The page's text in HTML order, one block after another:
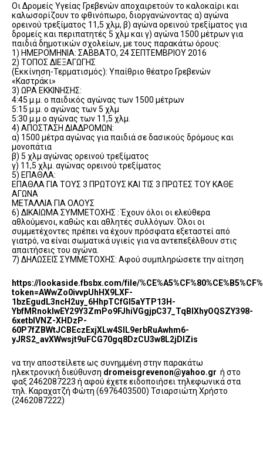
Οι Δρομείς Υγείας Γρεβενών αποχαιρετούν το καλοκαίρι και
καλωσορίζουν το φθινόπωρο, διοργανώνοντας α) αγώνα
ορεινού τρεξίματος 11,5 χλμ, β) αγώνα ορεινού τρεξίματος για
δρομείς και περιπατητές 5 χλμ και γ) αγώνα 1500 μέτρων για
παιδιά δημοτικών σχολείων, με τους παρακάτω όρους:
1) ΗΜΕΡΟΜΗΝΙΑ: ΣΑΒΒΑΤΟ, 24 ΣΕΠΤΕΜΒΡΙΟΥ 2016
2) ΤΟΠΟΣ ΔΙΕΞΑΓΩΓΗΣ
(Εκκίνηση-Τερματισμός): Υπαίθριο θέατρο Γρεβενών
«Καστράκι»
3) ΩΡΑ ΕΚΚΙΝΗΣΗΣ:
4:45 μ.μ. ο παιδικός αγώνας των 1500 μέτρων
5:15 μ.μ. ο αγώνας των 5 χλμ
5:30 μ.μ ο αγώνας των 11,5 χλμ.
4) ΑΠΟΣΤΑΣΗ ΔΙΑΔΡΟΜΩΝ:
α) 1500 μέτρα αγώνας για παιδιά σε δασικούς δρόμους και
μονοπάτια
β) 5 χλμ αγώνας ορεινού τρεξίματος
γ) 11,5 χλμ. αγώνας ορεινού τρεξίματος
5) ΕΠΑΘΛΑ:
ΕΠΑΘΛΑ ΓΙΑ ΤΟΥΣ 3 ΠΡΩΤΟΥΣ ΚΑΙ ΤΙΣ 3 ΠΡΩΤΕΣ ΤΟΥ ΚΑΘΕ
ΑΓΩΝΑ
ΜΕΤΑΛΛΙΑ ΓΙΑ ΟΛΟΥΣ
6) ΔΙΚΑΙΩΜΑ ΣΥΜΜΕΤΟΧΗΣ : Έχουν όλοι οι ελεύθερα
αθλούμενοι, καθώς και αθλητές συλλόγων. Όλοι οι
συμμετέχοντες πρέπει να έχουν πρόσφατα εξεταστεί από
γιατρό, να είναι σωματικά υγιείς για να αντεπεξέλθουν στις
απαιτήσεις του αγώνα.
7) ΔΗΛΩΣΕΙΣ ΣΥΜΜΕΤΟΧΗΣ: Αφού συμπληρώσετε την αίτηση
https://lookaside.fbsbx.com/file/
token=AWwZo0ivvpUhHX9LXF-
1bzEgudL3ncH2uy_6HhpTCfGI5aYTP13H-
YbfMRnokIwEY29Y3ZmPo9FJhiVGgjpC37_TqBIXhyOQSZY398-
6xetblVNZ-XHDzP-
60P7fZBWtJCBEczExjXLw4SIL9erbRuAwhm6-
yJRS2_avXWwsjt9uFCG70gq8DzCU3w8L2jDlZis
να την αποστείλετε ως συνημμένη στην παρακάτω
ηλεκτρονική διεύθυνση dromeisgrevenon@yahoo.gr ή στο
φαξ 2462087223 ή αφού έχετε ειδοποιήσει τηλεφωνικά στα
τηλ. Καραχατζή Φώτη (6976403500) Τσιαρσιώτη Χρήστο
(2462087222)